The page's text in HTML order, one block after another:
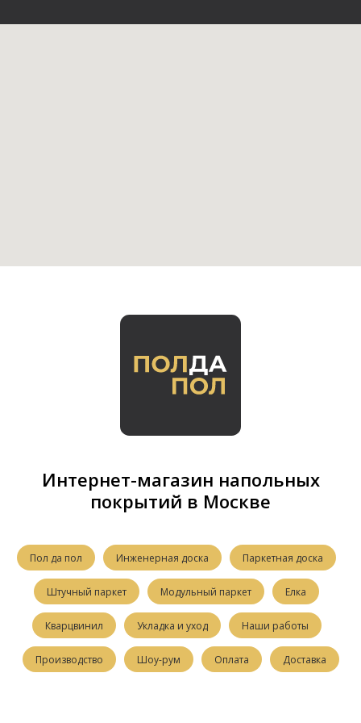
Интернет-магазин напольных
покрытий в Москве
Пол да пол Инженерная доска Паркетная доска
Штучный паркет Модульный паркет Елка
Кварцвинил Укладка и уход Наши работы
Производство Шоу-рум Оплата Доставка